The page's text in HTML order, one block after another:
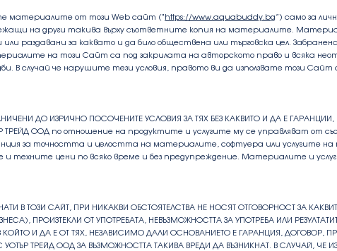
материалите от този Web сайт ("https://www.aquabuddy.bg”) само за
на други такива върху съответните копия на материалите.
раздавани за каквато и да било обществена или търговска цел.
на този Сайт са под закрилата на авторското право и всяка
В случай че нарушите тези условия, правото ви да използвате този
ДО ИЗРИЧНО ПОСОЧЕНИТЕ УСЛОВИЯ ЗА ТЯХ БЕЗ КАКВИТО И ДА Е ГАРАНЦИИ,
ТРЕЙД ООД по отношение на продуктите и услугите му се управляват от
за точността и целостта на материалите, софтуера или услугите
техните цени по всяко време и без предупреждение. Материалите и
В ТОЗИ САЙТ, ПРИ НИКАКВИ ОБСТОЯТЕЛСТВА НЕ НОСЯТ ОТГОВОРНОСТ ЗА
ПРОИЗТЕКЛИ ОТ УПОТРЕБАТА, НЕВЪЗМОЖНОСТТА ЗА УПОТРЕБА ИЛИ
И ДА Е ОТ ТЯХ, НЕЗАВИСИМО ДАЛИ ОСНОВАНИЕТО Е ГАРАНЦИЯ, ДОГОВОР,
ТРЕЙД ООД ЗА ВЪЗМОЖНОСТТА ТАКИВА ВРЕДИ ДА ВЪЗНИКНАТ. В СЛУЧАЙ, ЧЕ